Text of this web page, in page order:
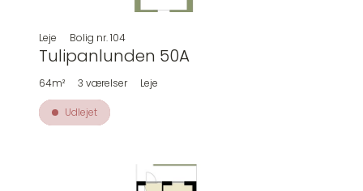
Leje Bolig nr. 104
Tulipanlunden 50A
64m² 3 værelser Leje
Udlejet